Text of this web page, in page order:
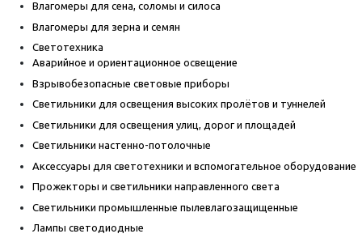
Влагомеры для сена, соломы и силоса
Влагомеры для зерна и семян
Светотехника
Аварийное и ориентационное освещение
Взрывобезопасные световые приборы
Светильники для освещения высоких пролётов и туннелей
Светильники для освещения улиц, дорог и площадей
Светильники настенно-потолочные
Аксессуары для светотехники и вспомогательное оборудование
Прожекторы и светильники направленного света
Светильники промышленные пылевлагозащищенные
Лампы светодиодные